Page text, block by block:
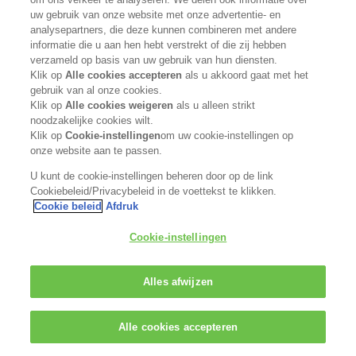
www.kaosalonpartner.com
GO TO SHOP
uw gebruik van onze website met onze advertentie- en
analysepartners, die deze kunnen combineren met andere
informatie die u aan hen hebt verstrekt of die zij hebben
verzameld op basis van uw gebruik van hun diensten.
Klik opAlle cookies accepteren als u akkoord gaat met het
gebruik van al onze cookies.
Klik opAlle cookies weigeren als u alleen strikt
noodzakelijke cookies wilt.
Klik opCookie-instellingenom uw cookie-instellingen op
onze website aan te passen.
U kunt de cookie-instellingen beheren door op de link
Cookiebeleid/Privacybeleid in de voettekst te klikken.
Cookie beleid Afdruk
Cookie-instellingen
Alles afwijzen
Alle cookies accepteren